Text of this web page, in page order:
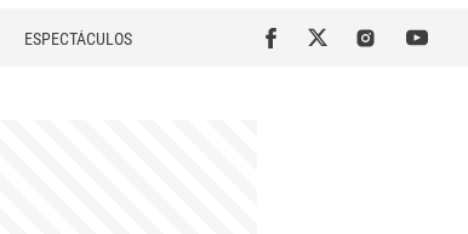
ESPECTÁCULOS